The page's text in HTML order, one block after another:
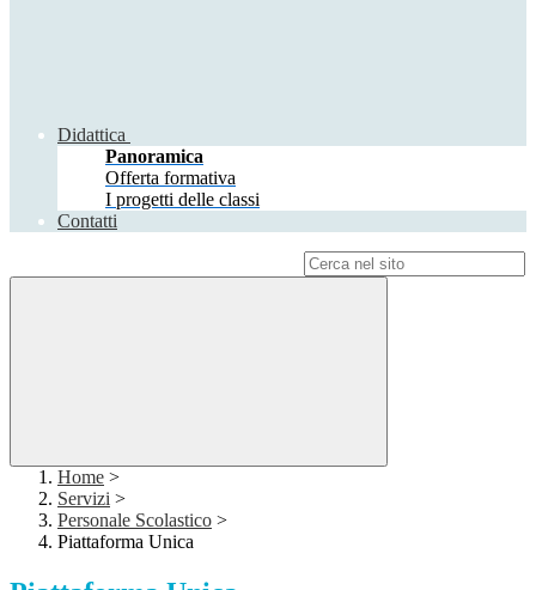
Didattica
Panoramica
Offerta formativa
I progetti delle classi
Contatti
Home >
Servizi >
Personale Scolastico >
Piattaforma Unica